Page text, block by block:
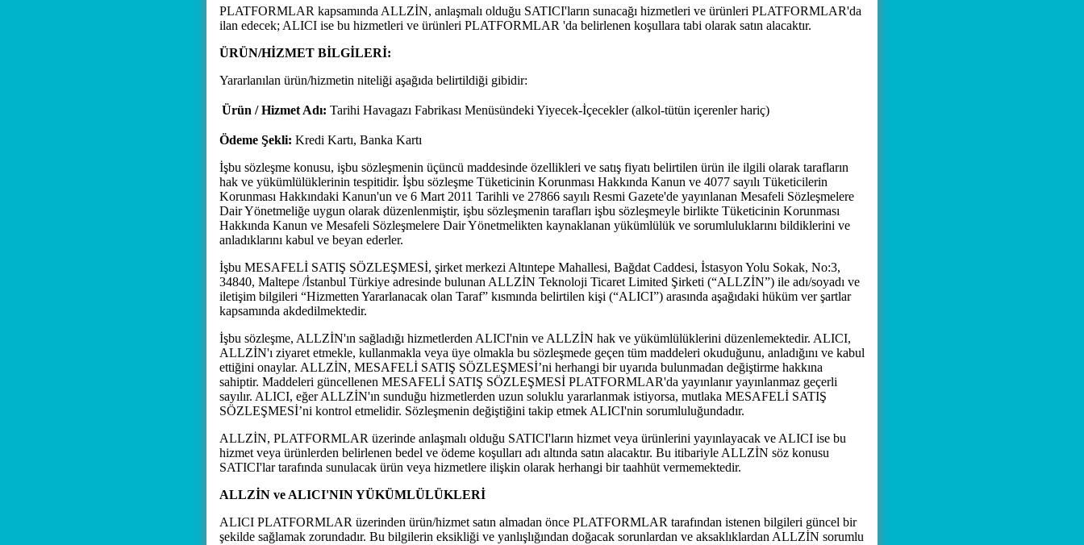
PLATFORMLAR kapsamında ALLZİN, anlaşmalı olduğu SATICI'ların sunacağı hizmetleri ve ürünleri PLATFORMLAR'da
ilan edecek; ALICI ise bu hizmetleri ve ürünleri PLATFORMLAR 'da belirlenen koşullara tabi olarak satın alacaktır.
ÜRÜN/HİZMET BİLGİLERİ:
Yararlanılan ürün/hizmetin niteliği aşağıda belirtildiği gibidir:
Ürün / Hizmet Adı: Tarihi Havagazı Fabrikası Menüsündeki Yiyecek-İçecekler (alkol-tütün içerenler hariç)
Ödeme Şekli: Kredi Kartı, Banka Kartı
İşbu sözleşme konusu, işbu sözleşmenin üçüncü maddesinde özellikleri ve satış fiyatı belirtilen ürün ile ilgili olarak tarafların
hak ve yükümlülüklerinin tespitidir. İşbu sözleşme Tüketicinin Korunması Hakkında Kanun ve 4077 sayılı Tüketicilerin
Korunması Hakkındaki Kanun'un ve 6 Mart 2011 Tarihli ve 27866 sayılı Resmi Gazete'de yayınlanan Mesafeli Sözleşmelere
Dair Yönetmeliğe uygun olarak düzenlenmiştir, işbu sözleşmenin tarafları işbu sözleşmeyle birlikte Tüketicinin Korunması
Hakkında Kanun ve Mesafeli Sözleşmelere Dair Yönetmelikten kaynaklanan yükümlülük ve sorumluluklarını bildiklerini ve
anladıklarını kabul ve beyan ederler.
İşbu MESAFELİ SATIŞ SÖZLEŞMESİ, şirket merkezi Altıntepe Mahallesi, Bağdat Caddesi, İstasyon Yolu Sokak, No:3,
34840, Maltepe /İstanbul Türkiye adresinde bulunan ALLZİN Teknoloji Ticaret Limited Şirketi (“ALLZİN”) ile adı/soyadı ve
iletişim bilgileri “Hizmetten Yararlanacak olan Taraf” kısmında belirtilen kişi (“ALICI”) arasında aşağıdaki hüküm ver şartlar
kapsamında akdedilmektedir.
İşbu sözleşme, ALLZİN'ın sağladığı hizmetlerden ALICI'nin ve ALLZİN hak ve yükümlülüklerini düzenlemektedir. ALICI,
ALLZİN'ı ziyaret etmekle, kullanmakla veya üye olmakla bu sözleşmede geçen tüm maddeleri okuduğunu, anladığını ve kabul
ettiğini onaylar. ALLZİN, MESAFELİ SATIŞ SÖZLEŞMESİ’ni herhangi bir uyarıda bulunmadan değiştirme hakkına
sahiptir. Maddeleri güncellenen MESAFELİ SATIŞ SÖZLEŞMESİ PLATFORMLAR'da yayınlanır yayınlanmaz geçerli
sayılır. ALICI, eğer ALLZİN'ın sunduğu hizmetlerden uzun soluklu yararlanmak istiyorsa, mutlaka MESAFELİ SATIŞ
SÖZLEŞMESİ’ni kontrol etmelidir. Sözleşmenin değiştiğini takip etmek ALICI'nin sorumluluğundadır.
ALLZİN, PLATFORMLAR üzerinde anlaşmalı olduğu SATICI'ların hizmet veya ürünlerini yayınlayacak ve ALICI ise bu
hizmet veya ürünlerden belirlenen bedel ve ödeme koşulları adı altında satın alacaktır. Bu itibariyle ALLZİN söz konusu
SATICI'lar tarafında sunulacak ürün veya hizmetlere ilişkin olarak herhangi bir taahhüt vermemektedir.
ALLZİN ve ALICI'NIN YÜKÜMLÜLÜKLERİ
ALICI PLATFORMLAR üzerinden ürün/hizmet satın almadan önce PLATFORMLAR tarafından istenen bilgileri güncel bir
şekilde sağlamak zorundadır. Bu bilgilerin eksikliği ve yanlışlığından doğacak sorunlardan ve aksaklıklardan ALLZİN sorumlu